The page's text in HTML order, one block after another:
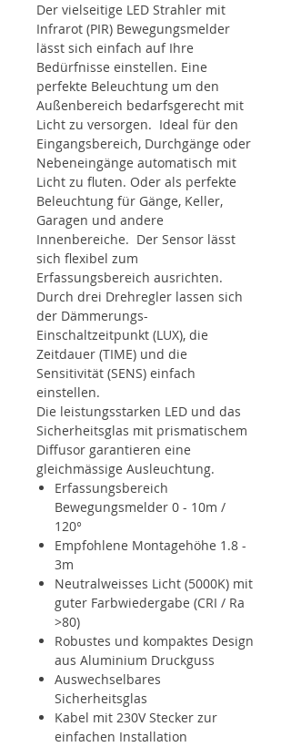
Der vielseitige LED Strahler mit
Infrarot (PIR) Bewegungsmelder
lässt sich einfach auf Ihre
Bedürfnisse einstellen. Eine
perfekte Beleuchtung um den
Außenbereich bedarfsgerecht mit
Licht zu versorgen. Ideal für den
Eingangsbereich, Durchgänge oder
Nebeneingänge automatisch mit
Licht zu fluten. Oder als perfekte
Beleuchtung für Gänge, Keller,
Garagen und andere
Innenbereiche. Der Sensor lässt
sich flexibel zum
Erfassungsbereich ausrichten.
Durch drei Drehregler lassen sich
der Dämmerungs-
Einschaltzeitpunkt (LUX), die
Zeitdauer (TIME) und die
Sensitivität (SENS) einfach
einstellen.
Die leistungsstarken LED und das
Sicherheitsglas mit prismatischem
Diffusor garantieren eine
gleichmässige Ausleuchtung.
Erfassungsbereich
Bewegungsmelder 0 - 10m /
120°
Empfohlene Montagehöhe 1.8 -
3m
Neutralweisses Licht (5000K) mit
guter Farbwiedergabe (CRI / Ra
>80)
Robustes und kompaktes Design
aus Aluminium Druckguss
Auswechselbares
Sicherheitsglas
Kabel mit 230V Stecker zur
einfachen Installation